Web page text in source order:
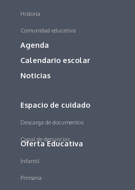
Historia
Comunidad educativa
Agenda
Calendario escolar
Noticias
Espacio de cuidado
Descarga de documentos
Canal de denuncias
Oferta Educativa
Infantil
Primaria